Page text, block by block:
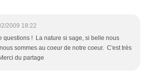
2009 18:22
questions ! La nature si sage, si belle nous
sommes au coeur de notre coeur. C'est très
du partage